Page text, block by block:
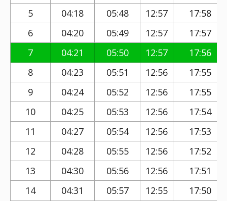
5
04:18 05:48 12:57
17:58
6
04:20 05:49 12:57
17:57
7
04:21 05:50 12:57
17:56
8
04:23 05:51 12:56
17:55
9
04:24 05:52 12:56
17:55
10
04:25 05:53 12:56
17:54
11
04:27 05:54 12:56
17:53
12
04:28 05:55 12:56
17:52
13
04:30 05:56 12:56
17:51
14
04:31 05:57 12:55
17:50